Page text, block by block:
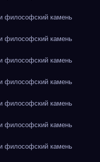
философский камень
философский камень
философский камень
философский камень
философский камень
философский камень
философский камень